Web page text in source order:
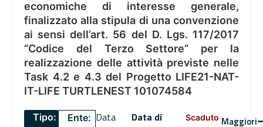
economiche di interesse generale,
finalizzato alla stipula di una convenzione
ai sensi dell’art. 56 del D. Lgs. 117/2017
“Codice del Terzo Settore” per la
realizzazione delle attività previste nelle
Task 4.2 e 4.3 del Progetto LIFE21-NAT-
IT-LIFE TURTLENEST 101074584
Tipo:
Ente: Data
Data di
Scaduto Maggiori